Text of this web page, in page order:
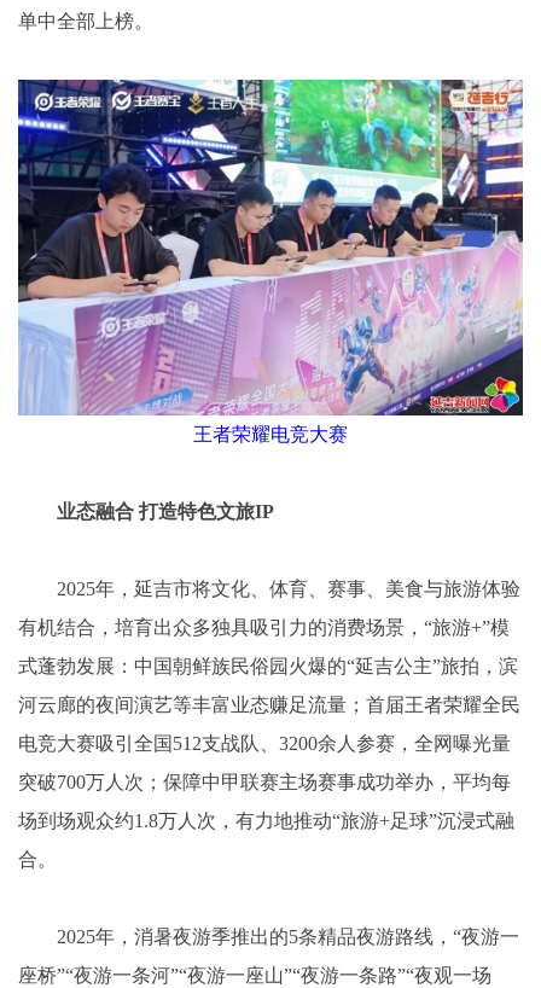
单中全部上榜。
王者荣耀电竞大赛
业态融合 打造特色文旅IP
2025年，延吉市将文化、体育、赛事、美食与旅游体验
有机结合，培育出众多独具吸引力的消费场景，“旅游+”模
式蓬勃发展：中国朝鲜族民俗园火爆的“延吉公主”旅拍，滨
河云廊的夜间演艺等丰富业态赚足流量；首届王者荣耀全民
电竞大赛吸引全国512支战队、3200余人参赛，全网曝光量
突破700万人次；保障中甲联赛主场赛事成功举办，平均每
场到场观众约1.8万人次，有力地推动“旅游+足球”沉浸式融
合。
2025年，消暑夜游季推出的5条精品夜游路线，“夜游一
座桥”“夜游一条河”“夜游一座山”“夜游一条路”“夜观一场